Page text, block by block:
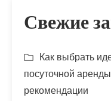
Свежие
Как выбрать
посуточной
рекомендации